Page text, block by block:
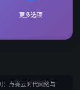
更多选项
：点亮云时代网络与